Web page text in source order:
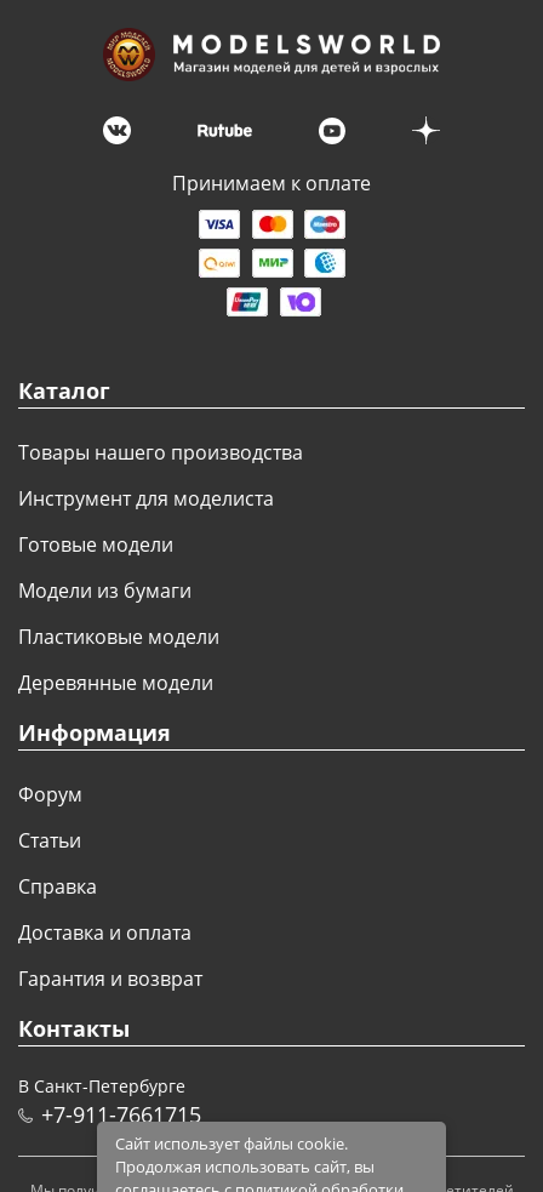
Принимаем к оплате
Каталог
Товары нашего производства
Инструмент для моделиста
Готовые модели
Модели из бумаги
Пластиковые модели
Деревянные модели
Информация
Форум
Статьи
Справка
Доставка и оплата
Гарантия и возврат
Контакты
В Санкт-Петербурге
+7-911-7661715
Сайт использует файлы cookie.
Продолжая использовать сайт, вы